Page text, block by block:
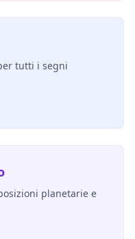
tutti i segni
planetarie e